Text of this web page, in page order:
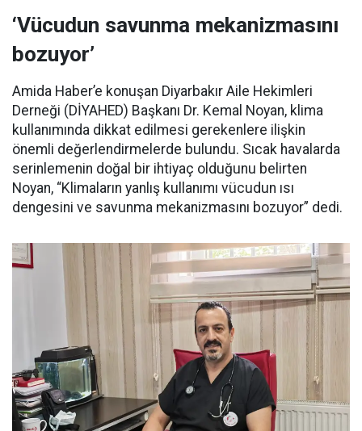
‘Vücudun savunma mekanizmasını
bozuyor’
Amida Haber’e konuşan Diyarbakır Aile Hekimleri
Derneği (DİYAHED) Başkanı Dr. Kemal Noyan, klima
kullanımında dikkat edilmesi gerekenlere ilişkin
önemli değerlendirmelerde bulundu. Sıcak havalarda
serinlemenin doğal bir ihtiyaç olduğunu belirten
Noyan, “Klimaların yanlış kullanımı vücudun ısı
dengesini ve savunma mekanizmasını bozuyor” dedi.